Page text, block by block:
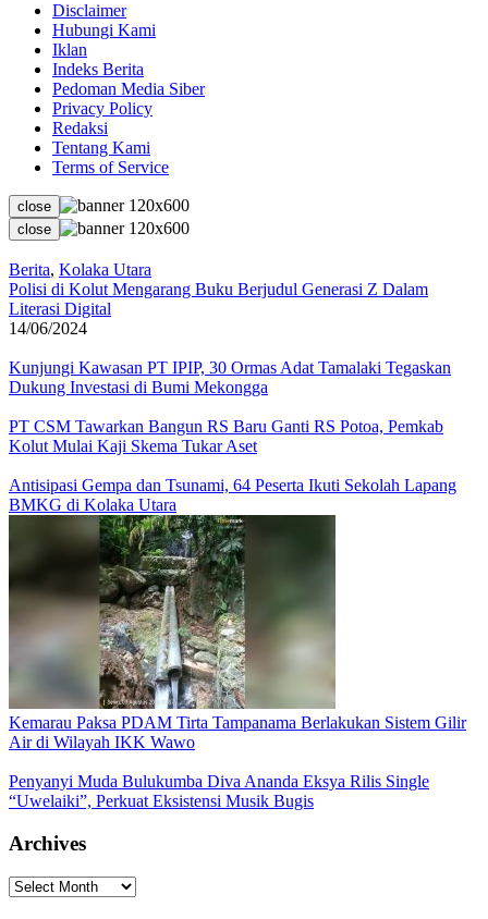
Disclaimer
Hubungi Kami
Iklan
Indeks Berita
Pedoman Media Siber
Privacy Policy
Redaksi
Tentang Kami
Terms of Service
close
close
Berita, Kolaka Utara
Polisi di Kolut Mengarang Buku Berjudul Generasi Z Dalam
Literasi Digital
14/06/2024
Kunjungi Kawasan PT IPIP, 30 Ormas Adat Tamalaki Tegaskan
Dukung Investasi di Bumi Mekongga
PT CSM Tawarkan Bangun RS Baru Ganti RS Potoa, Pemkab
Kolut Mulai Kaji Skema Tukar Aset
Antisipasi Gempa dan Tsunami, 64 Peserta Ikuti Sekolah Lapang
BMKG di Kolaka Utara
Kemarau Paksa PDAM Tirta Tampanama Berlakukan Sistem Gilir
Air di Wilayah IKK Wawo
Penyanyi Muda Bulukumba Diva Ananda Eksya Rilis Single
“Uwelaiki”, Perkuat Eksistensi Musik Bugis
Archives
Archives